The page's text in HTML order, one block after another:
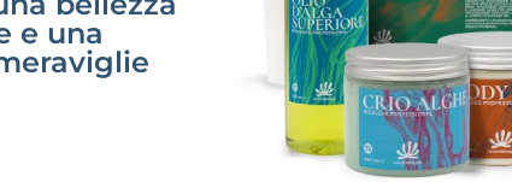
e una